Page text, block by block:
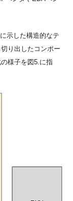
示した構造的なテ
り出したコンポー
様子を図5.に指